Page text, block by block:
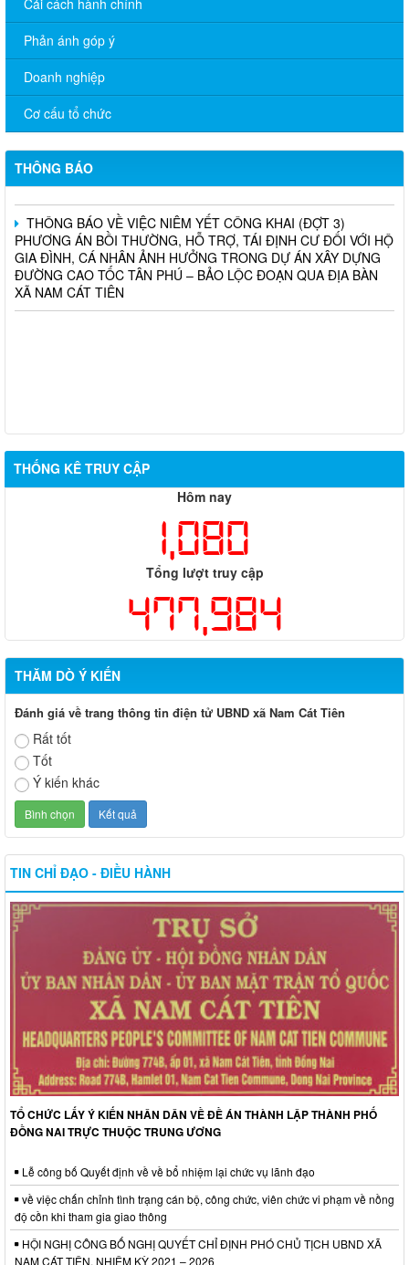
Cải cách hành chính
Phản ánh góp ý
Doanh nghiệp
Cơ cấu tổ chức
THÔNG BÁO
THÔNG BÁO TRIỂN KHAI KHÁM SỨC KHỎE ĐỊNH KỲ CHO
NGƯỜI LAO ĐỘNG NĂM 2026
THÔNG BÁO TUYỂN DỤNG THỦ QUỸ TẠI CÁC PHÒNG GIAO
DỊCH TRỰC THUỘC CHI NHÁNH NHCSXH ĐỒNG NAI
THÔNG BÁO VỀ VIỆC NIÊM YẾT CÔNG KHAI (ĐỢT 3)
PHƯƠNG ÁN BỒI THƯỜNG, HỖ TRỢ, TÁI ĐỊNH CƯ ĐỐI VỚI HỘ
GIA ĐÌNH, CÁ NHÂN ẢNH HƯỞNG TRONG DỰ ÁN XÂY DỰNG
ĐƯỜNG CAO TỐC TÂN PHÚ – BẢO LỘC ĐOẠN QUA ĐỊA BÀN
XÃ NAM CÁT TIÊN
THỐNG KÊ TRUY CẬP
Hôm nay
1,080
Tổng lượt truy cập
477,984
THĂM DÒ Ý KIẾN
Đánh giá về trang thông tin điện tử UBND xã Nam Cát Tiên
Rất tốt
Tốt
Ý kiến khác
TIN CHỈ ĐẠO - ĐIỀU HÀNH
TỔ CHỨC LẤY Ý KIẾN NHÂN DÂN VỀ ĐỀ ÁN THÀNH LẬP THÀNH PHỐ
ĐỒNG NAI TRỰC THUỘC TRUNG ƯƠNG
Lễ công bố Quyết định về về bổ nhiệm lại chức vụ lãnh đạo
về việc chấn chỉnh tình trạng cán bộ, công chức, viên chức vi phạm về nồng
độ cồn khi tham gia giao thông
HỘI NGHỊ CÔNG BỐ NGHỊ QUYẾT CHỈ ĐỊNH PHÓ CHỦ TỊCH UBND XÃ
NAM CÁT TIÊN, NHIỆM KỲ 2021 – 2026